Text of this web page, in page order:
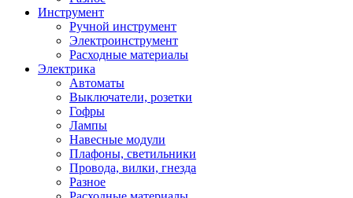
Инструмент
Ручной инструмент
Электроинструмент
Расходные материалы
Электрика
Автоматы
Выключатели, розетки
Гофры
Лампы
Навесные модули
Плафоны, светильники
Провода, вилки, гнезда
Разное